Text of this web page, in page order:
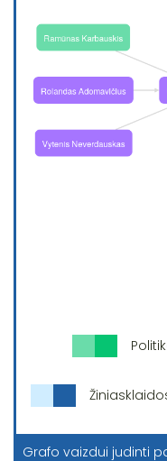
Grafo vaizdui judinti